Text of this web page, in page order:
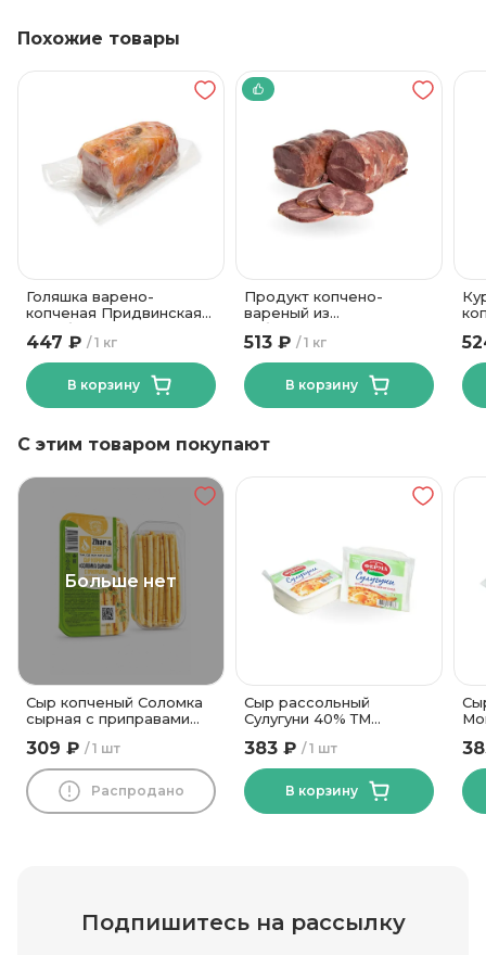
Температура хранения
Вес в упаковке
Похожие товары
Голяшка варено-
копченая Придвинская
Витебский МК
1 кг
447 ₽
В корзину
Продукт копчено-
вареный из
субпродуктов говяжий
Фермерский
Могилевский МК
1 кг
513 ₽
В корзину
С этим товаром покупают
Больше нет
Сыр копченый Соломка
сырная с приправами
Дары
1 шт
309 ₽
Распродано
Сыр рассольный
Сулугуни 40% ТМ
гр
1 шт
383 ₽
В корзину
гр
Подпишитесь на рассылку